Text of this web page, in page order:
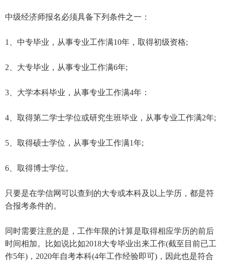
中级经济师报名必须具备下列条件之一：
1、中专毕业，从事专业工作满10年，取得初级资格;
2、大专毕业，从事专业工作满6年;
3、大学本科毕业，从事专业工作满4年：
4、取得第二学士学位或研究生班毕业，从事专业工作满2年;
5、取得硕士学位，从事专业工作满1年;
6、取得博士学位。
只要是在学信网可以查到的大专或本科及以上学历，都是符
合报考条件的。
同时需要注意的是，工作年限的计算是取得相应学历的前后
时间相加。比如说比如2018大专毕业出来工作(截至目前已工
作5年)，2020年自考本科(4年工作经验即可)，因此也是符合